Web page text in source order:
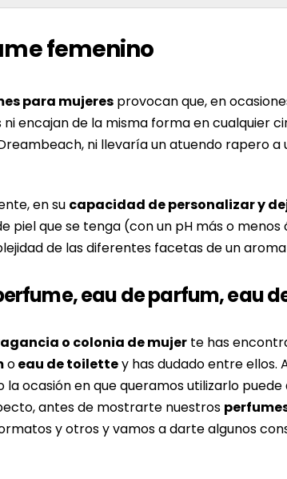
femenino
para mujeres provocan que, en
ni encajan de la misma forma en cualquier
ni llevaría un atuendo rapero
en su capacidad de personalizar y
que se tenga (con un pH más o
de las diferentes facetas de un aroma
eau de parfum, eau
o colonia de mujer te has
oeau de toilettey has dudado entre ellos.
ocasión en que queramos utilizarlo
antes de mostrarte nuestros
y otros y vamos a darte algunos